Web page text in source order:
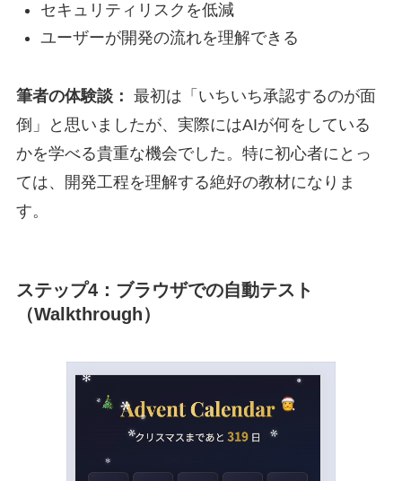
セキュリティリスクを低減
ユーザーが開発の流れを理解できる
筆者の体験談： 最初は「いちいち承認するのが面
倒」と思いましたが、実際にはAIが何をしている
かを学べる貴重な機会でした。特に初心者にとっ
ては、開発工程を理解する絶好の教材になりま
す。
ステップ4：ブラウザでの自動テスト
（Walkthrough）